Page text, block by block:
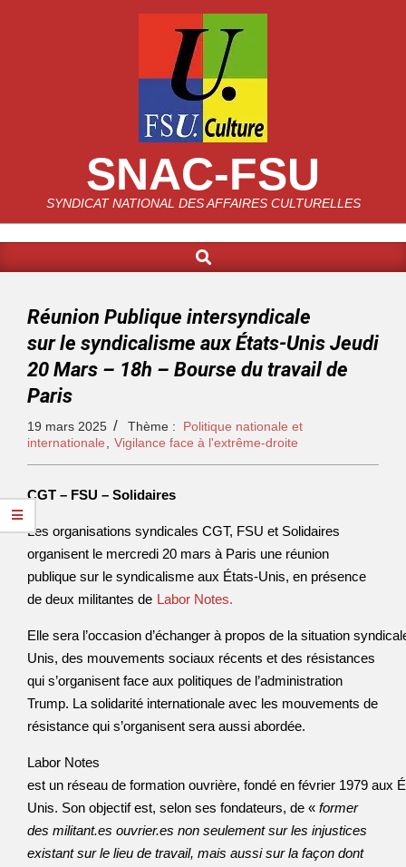
SNAC-FSU
SYNDICAT NATIONAL DES AFFAIRES CULTURELLES
Réunion Publique intersyndicale
sur le syndicalisme aux États-Unis Jeudi
20 Mars – 18h – Bourse du travail de
Paris
19 mars 2025 Thème :
Politique nationale et
internationale
Vigilance face à l'extrême-droite
CGT – FSU – Solidaires
Les organisations syndicales CGT, FSU et Solidaires
organisent le mercredi 20 mars à Paris une réunion
publique sur le syndicalisme aux États-Unis, en présence
de deux militantes de Labor Notes.
Elle sera l’occasion d’échanger à propos de la situation
Unis, des mouvements sociaux récents et des résistances
qui s’organisent face aux politiques de l’administration
Trump. La solidarité internationale avec les mouvements de
résistance qui s’organisent sera aussi abordée.
Labor Notes
est un réseau de formation ouvrière, fondé en février 1979 aux
Unis. Son objectif est, selon ses fondateurs, de « former
des militant.es ouvrier.es non seulement sur les injustices
existant sur le lieu de travail, mais aussi sur la façon dont